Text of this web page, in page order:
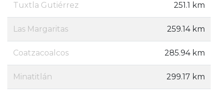
Tuxtla Gutiérrez 251.1 km
Las Margaritas 259.14 km
Coatzacoalcos 285.94 km
Minatitlán 299.17 km